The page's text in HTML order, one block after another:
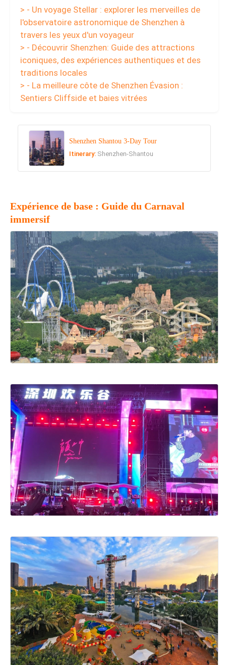
> - Un voyage Stellar : explorer les merveilles de
l'observatoire astronomique de Shenzhen à
travers les yeux d'un voyageur
> - Découvrir Shenzhen: Guide des attractions
iconiques, des expériences authentiques et des
traditions locales
> - La meilleure côte de Shenzhen Évasion :
Sentiers Cliffside et baies vitrées
Shenzhen Shantou 3-Day Tour
Itinerary: Shenzhen-Shantou
Expérience de base : Guide du Carnaval
immersif